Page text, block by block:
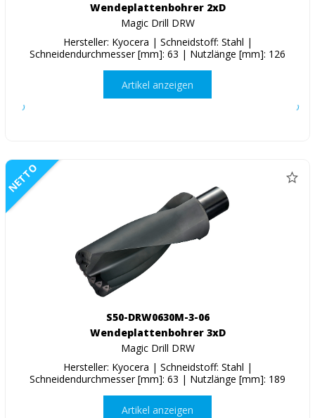
Wendeplattenbohrer 2xD
Magic Drill DRW
Hersteller: Kyocera | Schneidstoff: Stahl |
Schneidendurchmesser [mm]: 63 | Nutzlänge [mm]: 126
Artikel anzeigen
NETTO
S50-DRW0630M-3-06
Wendeplattenbohrer 3xD
Magic Drill DRW
Hersteller: Kyocera | Schneidstoff: Stahl |
Schneidendurchmesser [mm]: 63 | Nutzlänge [mm]: 189
Artikel anzeigen